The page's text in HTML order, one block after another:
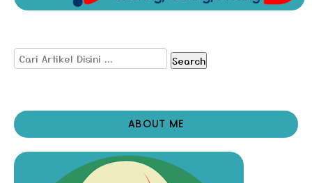
Search
ABOUT ME